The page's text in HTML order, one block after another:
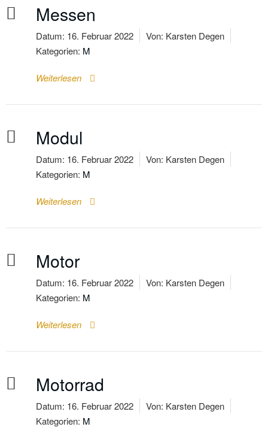
Messen
Datum: 16. Februar 2022 Von: Karsten Degen
Kategorien: M
Weiterlesen
Modul
Datum: 16. Februar 2022 Von: Karsten Degen
Kategorien: M
Weiterlesen
Motor
Datum: 16. Februar 2022 Von: Karsten Degen
Kategorien: M
Weiterlesen
Motorrad
Datum: 16. Februar 2022 Von: Karsten Degen
Kategorien: M